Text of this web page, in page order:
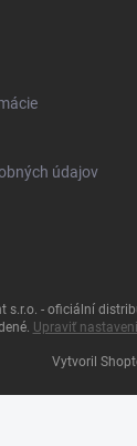
údajov
Vytvoril
s.r.o. - oficiální
Upraviť